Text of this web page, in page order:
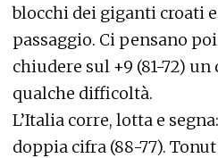
blocchi dei giganti croati
passaggio. Ci pensano
chiudere sul +9 (81-72)
qualche difficoltà.
L’Italia corre, lotta e
doppia cifra (88-77).